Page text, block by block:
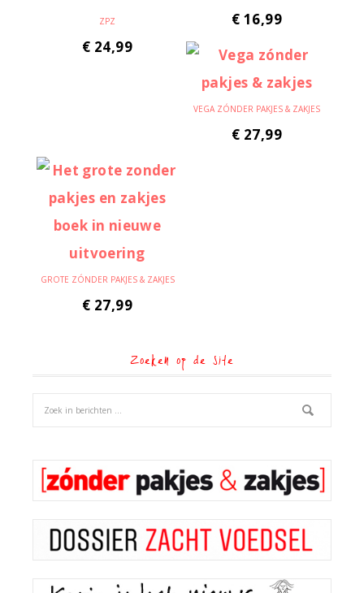
ZPZ
€ 24,99
€ 16,99
VEGA ZÓNDER PAKJES & ZAKJES
€ 27,99
GROTE ZÓNDER PAKJES & ZAKJES
€ 27,99
Zoeken op de site